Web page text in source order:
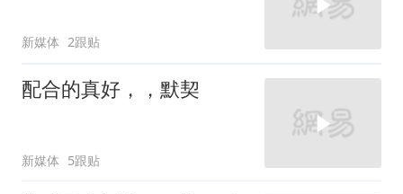
新媒体 2跟贴
配合的真好，，默契
新媒体 5跟贴